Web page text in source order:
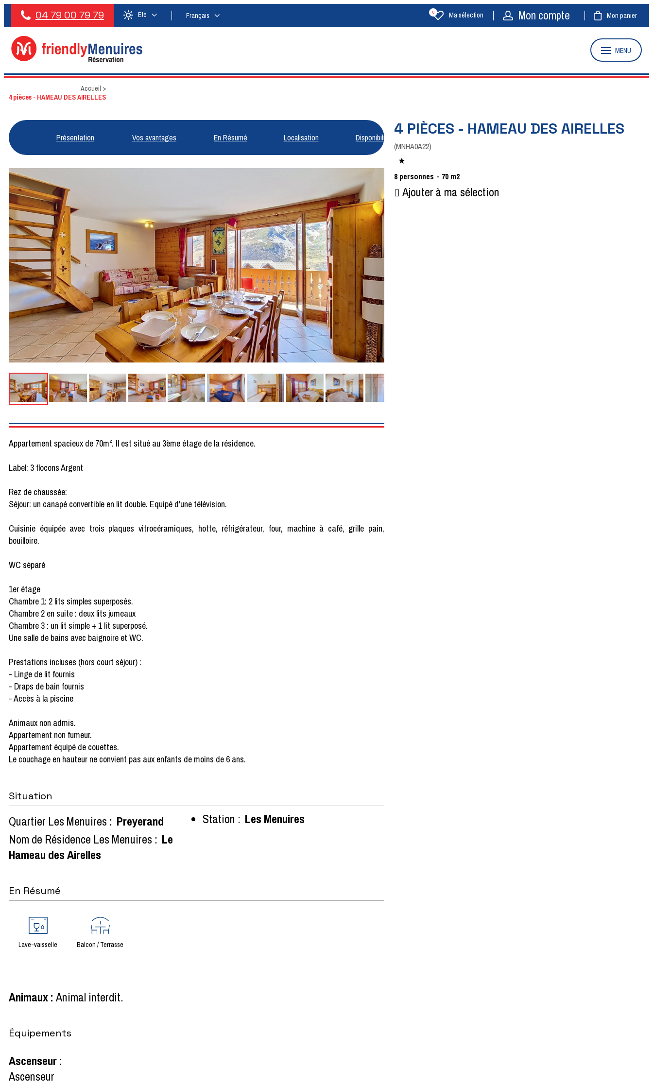
04 79 00 79 79 Été Français Ma sélection
0 Mon compte Mon panier
MENU
Accueil >
4 pièces - HAMEAU DES AIRELLES
Présentation Vos avantages En Résumé Localisation Disponibilités 4 PIÈCES - HAMEAU DES AIRELLES
(MNHA0A22)
8 personnes 70 m2
Ajouter à ma sélection
Appartement spacieux de 70m². Il est situé au 3ème étage de la résidence.
Label: 3 flocons Argent
Rez de chaussée:
Séjour: un canapé convertible en lit double. Equipé d'une télévision.
Cuisinie équipée avec trois plaques vitrocéramiques, hotte, réfrigérateur, four, machine à café, grille pain,
bouilloire.
WC séparé
1er étage
Chambre 1: 2 lits simples superposés.
Chambre 2 en suite : deux lits jumeaux
Chambre 3 : un lit simple + 1 lit superposé.
Une salle de bains avec baignoire et WC.
Prestations incluses (hors court séjour) :
- Linge de lit fournis
- Draps de bain fournis
- Accès à la piscine
Animaux non admis.
Appartement non fumeur.
Appartement équipé de couettes.
Le couchage en hauteur ne convient pas aux enfants de moins de 6 ans.
Situation
Quartier Les Menuires : Preyerand
Nom de Résidence Les Menuires : Le
Hameau des Airelles
Station : Les Menuires
En Résumé
Lave-vaisselle Balcon / Terrasse
Animaux: Animal interdit
Équipements
Ascenseur:
Ascenseur